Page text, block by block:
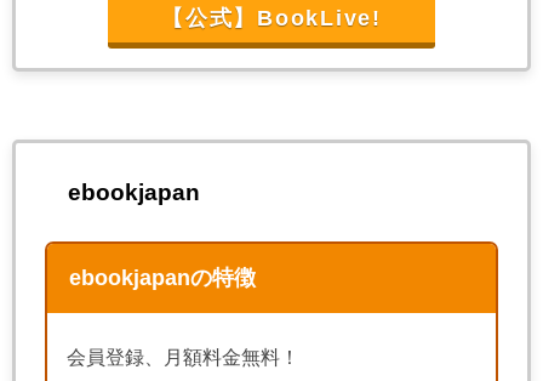
【公式】BookLive!
ebookjapan
ebookjapanの特徴
会員登録、月額料金無料！